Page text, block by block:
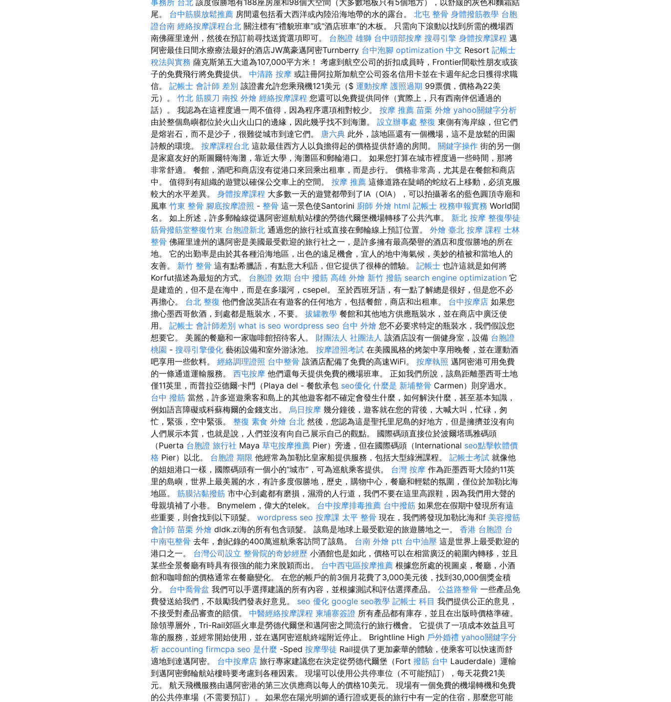
尾。 台中筋膜放鬆推薦 房間還包括看大西洋或內陸沿海地帶的水的露台。 北屯 整骨 身體撥筋教學 台胞
證台南 經絡按摩課程台北 關注標有“禮貌班車”或“酒店班車”的木板。 只需向下滾動以找到所需的機場西
南佛羅里達州，然後在預訂前尋找送貨選項即可。 台胞證 雄獅 台中頭部按摩 搜尋引擎 身體按摩課程 邁
阿密最佳日間水療療法最好的酒店JW萬豪邁阿密Turnberry 台中泡腳 optimization 中文 Resort 記帳士
稅法與實務 薩克斯第五大道為107,000平方米！ 考慮到航空公司的折扣成員時，Frontier間歇性朋友或孩
子的免費飛行將免費提供。 中清路 按摩 或註冊阿拉斯加航空公司簽名信用卡並在卡週年紀念日獲得求職
信。 記帳士 會計師 差別 該證書允許您乘飛機121美元（$ 運動按摩 護照過期 99票價，價格為22美
元）。 竹北 筋膜刀 南投 外燴 經絡按摩課程 您還可以免費提供同伴（實際上，只有西南伴侶通過的
話）。 我認為在這裡度過一周不值得，因為程序選項相對較少。 按摩 推薦 苗栗 外燴 yahoo關鍵字分析
由於整個島嶼都位於火山火山口的邊緣，因此幾乎找不到海灘。 設立辦事處 整復 東側有海岸線，但它們
是熔岩石，而不是沙子，很難從城市到達它們。 唐六典 此外，該地區還有一個機場，這不是放鬆的田園
詩般的環境。 按摩課程台北 這款最佳西方人以負擔得起的價格提供舒適的房間。 關鍵字操作 街的另一側
是家庭友好的斯圖爾特海灘，靠近大學，海灘區和郵輪港口。 如果您打算在城市裡度過一些時間，那將
非常舒適。 餐館，酒吧和商店沒有從港口來回乘出租車，而是步行。 價格非常高，尤其是在餐館和商店
中。 值得到有組織的遊覽以確保公交車上的空間。 按摩 推薦 這條道路在陡峭的蛇紋石上移動，必須克服
較大的水平差異。 身體按摩課程 大多數一天的遊覽都帶到了IA（OIA），可以拍攝著名的藍色圓頂寺廟和
風車 竹東 整骨 腳底按摩證照 - 整骨 這一景色使Santorini 廚師 外燴 html 記帳士 稅務申報實務 World聞
名。 如上所述，許多郵輪線從邁阿密巡航航站樓的勞德代爾堡機場轉移了公共汽車。 新北 按摩 整復學徒
筋骨撥筋堂整復竹東 台胞證新北 通過您的旅行社或直接在郵輪線上預訂位置。 外燴 臺北 按摩 課程 士林
整骨 佛羅里達州的邁阿密是美國最受歡迎的旅行社之一，是許多擁有最高榮譽的酒店和度假勝地的所在
地。 它的出勤率是由於其各種沿海地區，出色的遠足機會，宜人的地中海氣候，美妙的植被和當地人的
友善。 新竹 整骨 這有點希臘語，有點意大利語，但它提供了很棒的體驗。 記帳士 也許這就是如何將
Korfut描述為最短的方式。 台胞證 效期 台中 撥筋 高雄 外燴 新竹 撥筋 search engine optimization 它
是建造的，但不是在海中，而是在多瑙河，csepel。 至於西班牙語，有一點了解總是很好，但是您不必
再擔心。 台北 整復 他們會說英語在有遊客的任何地方，包括餐館，商店和出租車。 台中按摩店 如果您
擔心墨西哥飲酒，到處都是瓶裝水，不要。 拔罐教學 餐館和其他地方供應瓶裝水，並在商店中廣泛使
用。 記帳士 會計師差別 what is seo wordpress seo 台中 外燴 您不必要求特定的瓶裝水，我們假設您
想要它。 美麗的餐廳和一家咖啡館招待客人。 財團法人 社團法人 該酒店設有一個健身室，設備 台胞證
桃園 - 搜尋引擎優化 藝術設備和室外游泳池。 按摩證照考試 在美國風格的烤架中享用晚餐，並在運動酒
吧享用一些飲料。 經絡調理證照 台中整骨 該酒店配備了免費的高速WiFi。 按摩執照 邁阿密港可用免費
的一條通道運輸服務。 西屯按摩 他們還每天提供免費的機場班車。 正如我們所說，該島距離墨西哥土地
僅11英里，而普拉亞德爾·卡門（Playa del - 餐飲承包 seo優化 什麼是 新埔整骨 Carmen）則穿過水。
台中 撥筋 當然，許多巡遊乘客和島上的其他遊客都不確定會發生什麼，如何解決什麼，甚至基本知識，
例如語言障礙或科蘇梅爾的金錢支出。 烏日按摩 幾分鐘後，遊客就在您的背後，大喊大叫，忙碌，匆
忙，緊張，空中緊張。 整復 素食 外燴 台北 然後，您認為這是聖托里尼島的好地方，但是擁擠並沒有向
人們展示本質，也就是說，人們並沒有向自己展示自己的觀點。 國際碼頭直接位於波爾塔瑪雅碼頭
（Puerta 台胞證 旅行社 Maya 草屯按摩推薦 Pier）旁邊，但在國際碼頭（International seo點擊軟體價
格 Pier）以北。 台胞證 期限 他經常為加勒比皇家船提供服務，包括大型綠洲課程。 記帳士考試 就像他
的姐姐港口一樣，國際碼頭有一個小的“城市”，可為巡航乘客提供。 台灣 按摩 作為距墨西哥大陸約11英
里的島嶼，世界上最美麗的水，有許多度假勝地，歷史，購物中心，餐廳和輕鬆的氛圍，僅位於加勒比海
地區。 筋膜沾黏撥筋 市中心到處都有磨損，濕滑的人行道，我們不要在這里高跟鞋，因為我們用大聲的
母親填補了小巷。 Bnymelem，偉大的telek。 台中按摩排毒推薦 台中撥筋 如果您在假期中發現所有這
些重要，則會找到以下頭髮。 wordpress seo 按摩課 太平 整骨 現在，我們將發現加勒比海和f 美容撥筋
會計師 苗栗 外燴 dldk.zi海的所有包含頭髮。 該島是地球上最受歡迎的旅遊勝地之一。 香港 台胞證 台
中南屯整骨 去年，創紀錄的400萬巡航乘客訪問了該島。 台南 外燴 ptt 台中油壓 這是世界上最受歡迎的
港口之一。 台灣公司設立 整骨院的奇妙經歷 小酒館也是如此，價格可以在相當廣泛的範圍內轉移，並且
某些全景餐廳有時具有很強的能力來脫穎而出。 台中西屯區按摩推薦 根據您所處的視圖桌，餐廳，小酒
館和咖啡館的價格通常在餐廳變化。 在您的帳戶的前3個月花費了3,000美元後，找到30,000個獎金積
分。 台中喬骨盆 我們可以手選擇建議的所有內容，並根據測試和評估選擇產品。 公益路整骨 一些產品免
費發送給我們，不鼓勵我們發表好意見。 seo 優化 google seo教學 記帳士 科目 我們提供公正的意見，
不接受對產品審查的賠償。 中醫經絡按摩課程 柬埔寨簽證 所有產品都有庫存，並且在出版時價格準確。
除領導層外，Tri-Rail郊區火車是勞德代爾堡和邁阿密之間流行的旅行機會。 它提供了一項成本效益且可
靠的服務，並經常開始使用，並在邁阿密巡航終端附近停止。 Brightline High 戶外婚禮 yahoo關鍵字分
析 accounting firmcpa seo 是什麼 -Sped 按摩學徒 Rail提供了更加豪華的體驗，使乘客可以快速而舒
適地到達邁阿密。 台中按摩店 旅行專家建議您在決定從勞德代爾堡（Fort 撥筋 台中 Lauderdale）運輸
到邁阿密郵輪航站樓時要考慮到各種因素。 現場可以使用公共停車位（不可能預訂），每天花費21美
元。 航天飛機服務由邁阿密港的第三次供應商以每人的價格10美元。 現場有一個免費的機場轉機和免費
的公共停車場（不需要預訂）。 如果您在陽光明媚的通行證或更長的旅行中有一定的住宿，那麼您可能